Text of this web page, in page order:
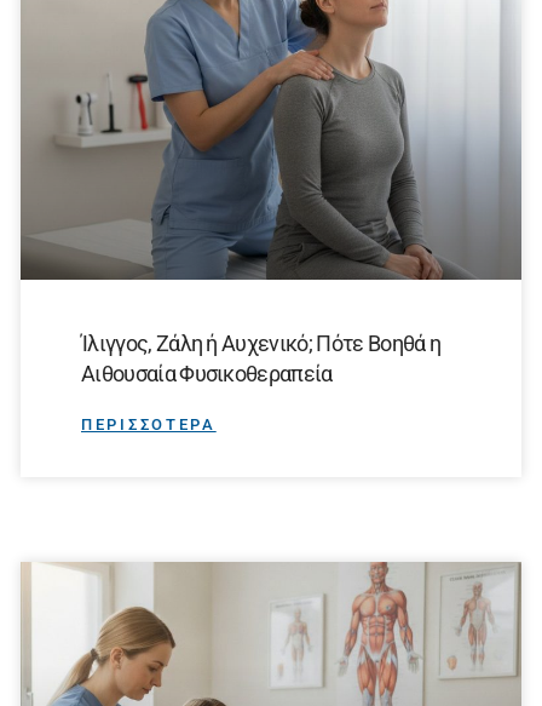
Ίλιγγος, Ζάλη ή Αυχενικό; Πότε Βοηθά η
Αιθουσαία Φυσικοθεραπεία
ΠΕΡΙΣΣΟΤΕΡΑ